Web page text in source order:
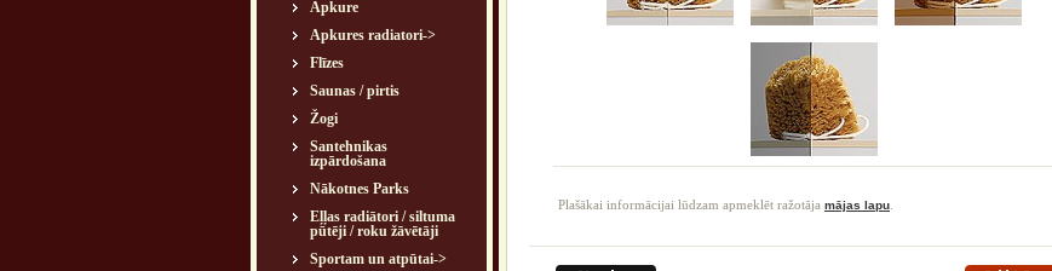
Apkure
Apkures radiatori->
Flīzes
Saunas / pirtis
Žogi
Santehnikas
izpārdošana
Nākotnes Parks
Eļļas radiātori / siltuma
pūtēji / roku žāvētāji
Sportam un atpūtai->
Plašākai informācijai lūdzam apmeklēt ražotāja mājas lapu